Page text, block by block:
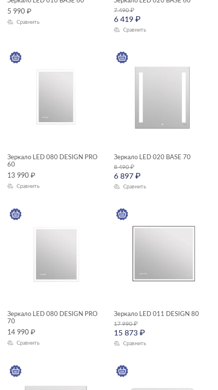
5 990 ₽
Сравнить
7 490₽
6 419 ₽
Сравнить
Зеркало LED 080 DESIGN PRO
60
13 990 ₽
Сравнить
Зеркало LED 020 BASE 70
8 490₽
6 897 ₽
Сравнить
Зеркало LED 080 DESIGN PRO
70
14 990 ₽
Сравнить
Зеркало LED 011 DESIGN 80
17 990₽
15 873 ₽
Сравнить